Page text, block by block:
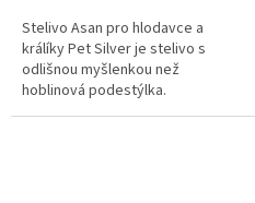
Stelivo Asan pro hlodavce a
králíky Pet Silver je stelivo s
odlišnou myšlenkou než
hoblinová podestýlka.
Nejvýznamnější odlišnost je v